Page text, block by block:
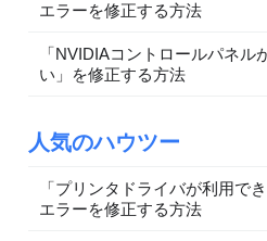
エラーを修正する方法
「NVIDIAコントロールパネル
い」を修正する方法
人気のハウツー
「プリンタドライバが利用でき
エラーを修正する方法